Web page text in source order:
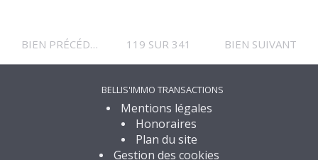
BIEN PRÉCÉDENT 119 SUR 341 BIEN SUIVANT
BELLIS'IMMO TRANSACTIONS
Mentions légales
Honoraires
Plan du site
Gestion des cookies